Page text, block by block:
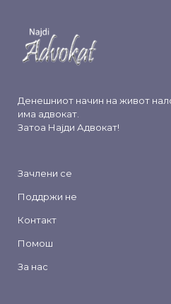
Денешниот начин на живот
има адвокат.
Затоа Најди Адвокат!
Зачлени се
Поддржи не
Контакт
Помош
За нас